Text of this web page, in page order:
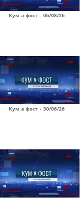
Кум а фост - 06/08/26
Кум а фост - 30/06/26